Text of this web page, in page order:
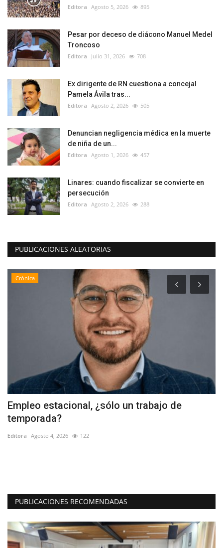
Editora Agosto 5, 2026 895
Pesar por deceso de diácono Manuel Medel
Troncoso
Editora Julio 31, 2026 708
Ex dirigente de RN cuestiona a concejal
Pamela Ávila tras...
Editora Agosto 2, 2026 505
Denuncian negligencia médica en la muerte
de niña de un...
Editora Agosto 1, 2026 457
Linares: cuando fiscalizar se convierte en
persecución
Editora Agosto 2, 2026 288
PUBLICACIONES ALEATORIAS
Crónica
Empleo estacional, ¿sólo un trabajo de
temporada?
Editora Agosto 4, 2026 122
PUBLICACIONES RECOMENDADAS